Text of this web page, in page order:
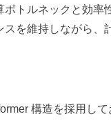
トルネックと効
を維持しながら
構造を採用し